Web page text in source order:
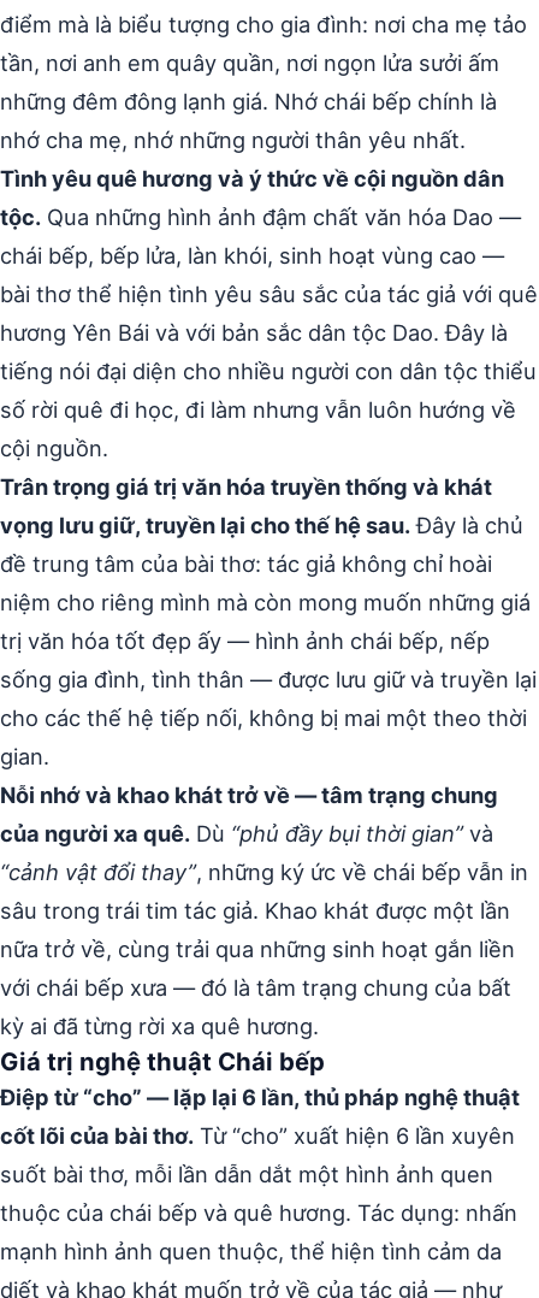
điểm mà là biểu tượng cho gia đình: nơi cha mẹ tảo
tần, nơi anh em quây quần, nơi ngọn lửa sưởi ấm
những đêm đông lạnh giá. Nhớ chái bếp chính là
nhớ cha mẹ, nhớ những người thân yêu nhất.
Tình yêu quê hương và ý thức về cội nguồn dân
tộc. Qua những hình ảnh đậm chất văn hóa Dao —
chái bếp, bếp lửa, làn khói, sinh hoạt vùng cao —
bài thơ thể hiện tình yêu sâu sắc của tác giả với quê
hương Yên Bái và với bản sắc dân tộc Dao. Đây là
tiếng nói đại diện cho nhiều người con dân tộc thiểu
số rời quê đi học, đi làm nhưng vẫn luôn hướng về
cội nguồn.
Trân trọng giá trị văn hóa truyền thống và khát
vọng lưu giữ, truyền lại cho thế hệ sau.Đây là chủ
đề trung tâm của bài thơ: tác giả không chỉ hoài
niệm cho riêng mình mà còn mong muốn những giá
trị văn hóa tốt đẹp ấy — hình ảnh chái bếp, nếp
sống gia đình, tình thân — được lưu giữ và truyền lại
cho các thế hệ tiếp nối, không bị mai một theo thời
gian.
Nỗi nhớ và khao khát trở về — tâm trạng chung
của người xa quê. Dù “phủ đầy bụi thời gian”và
“cảnh vật đổi thay”, những ký ức về chái bếp vẫn in
sâu trong trái tim tác giả. Khao khát được một lần
nữa trở về, cùng trải qua những sinh hoạt gắn liền
với chái bếp xưa — đó là tâm trạng chung của bất
kỳ ai đã từng rời xa quê hương.
Giá trị nghệ thuật Chái bếp
Điệp từ “cho” — lặp lại 6 lần, thủ pháp nghệ thuật
cốt lõi của bài thơ. Từ “cho” xuất hiện 6 lần xuyên
suốt bài thơ, mỗi lần dẫn dắt một hình ảnh quen
thuộc của chái bếp và quê hương. Tác dụng: nhấn
mạnh hình ảnh quen thuộc, thể hiện tình cảm da
diết và khao khát muốn trở về của tác giả — như